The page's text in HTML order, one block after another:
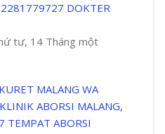
DOKTER
tư, 14 Tháng một
MALANG WA
ABORSI MALANG,
ABORSI